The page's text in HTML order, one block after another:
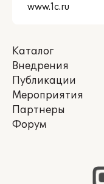
Каталог
Внедрения
Публикации
Мероприятия
Партнеры
Форум